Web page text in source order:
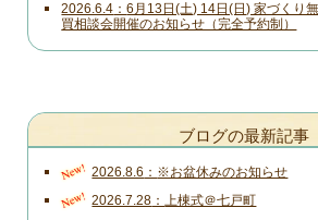
2026.6.4
6月13日(土) 14日(日) 家づくり
買相談会開催のお知らせ（完全予約制）
ブログの最新記事
New! 2026.8.6 ※お盆休みのお知らせ
New! 2026.7.28 上棟式＠七戸町